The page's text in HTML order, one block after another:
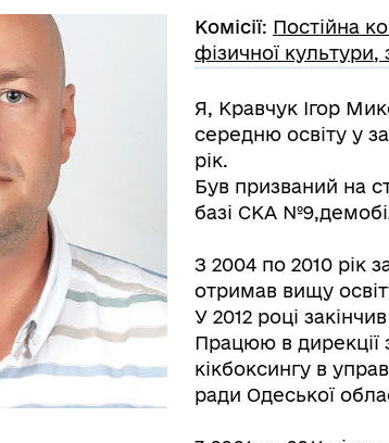
Комісії: Постійна
фізичної культури,
Я, Кравчук Ігор
середню освіту у
рік.
Був призваний на
базі СКА
З 2004 по 2010 рік
отримав вищу
У 2012 році
Працюю в дирекції
кікбоксингу в
ради Одеської